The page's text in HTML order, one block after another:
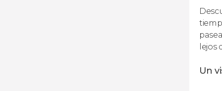
lejos
Un